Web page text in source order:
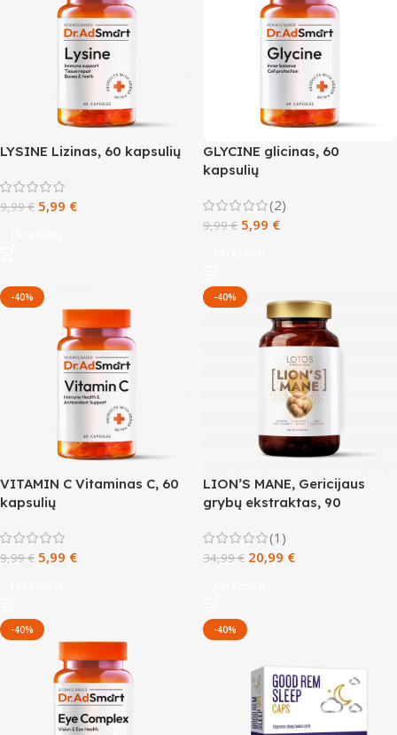
LYSINE Lizinas, 60 kapsulių
9,99€ 5,99 €
GLYCINE glicinas, 60
kapsulių
(2)
9,99€ 5,99 €
-40%
VITAMIN C Vitaminas C, 60
kapsulių
9,99€ 5,99 €
-40%
LION’S MANE, Gericijaus
grybų ekstraktas, 90
(1)
34,99€ 20,99 €
-40% -40%